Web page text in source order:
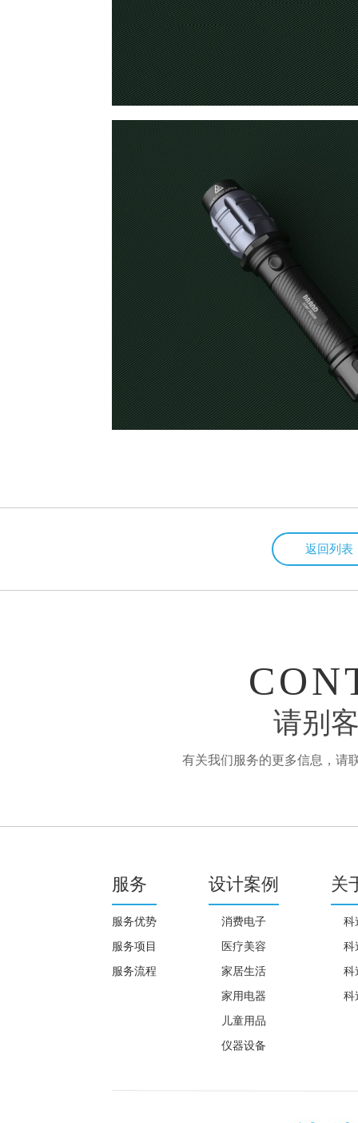
返回列表
请别
有关我们服务的更多信息，请
服务
服务优势
服务项目
服务流程
设计案例
消费电子
医疗美容
家居生活
家用电器
儿童用品
仪器设备
关
科
科
科
科